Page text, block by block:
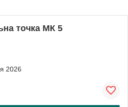
точка МК 5
2026